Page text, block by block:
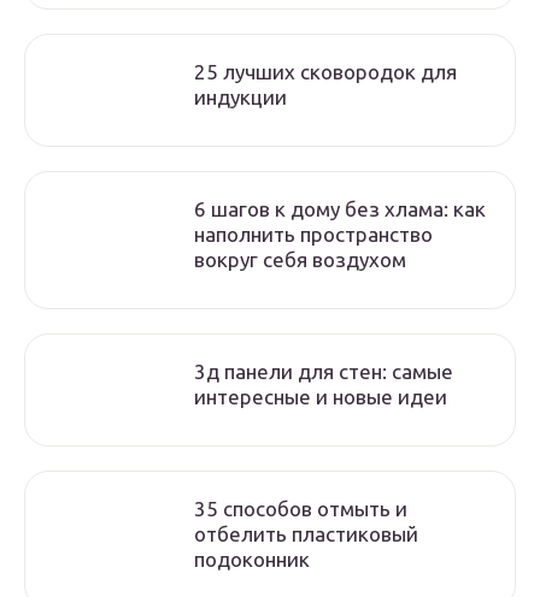
25 лучших сковородок для
индукции
6 шагов к дому без хлама: как
наполнить пространство
вокруг себя воздухом
3д панели для стен: самые
интересные и новые идеи
35 способов отмыть и
отбелить пластиковый
подоконник